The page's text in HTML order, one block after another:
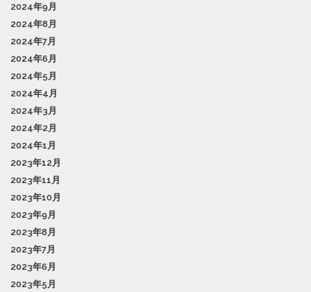
2024年9月
2024年8月
2024年7月
2024年6月
2024年5月
2024年4月
2024年3月
2024年2月
2024年1月
2023年12月
2023年11月
2023年10月
2023年9月
2023年8月
2023年7月
2023年6月
2023年5月